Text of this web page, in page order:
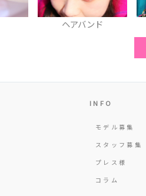
ポーチ
INFO
モデル募集
スタッフ募集
プレス様
コラム